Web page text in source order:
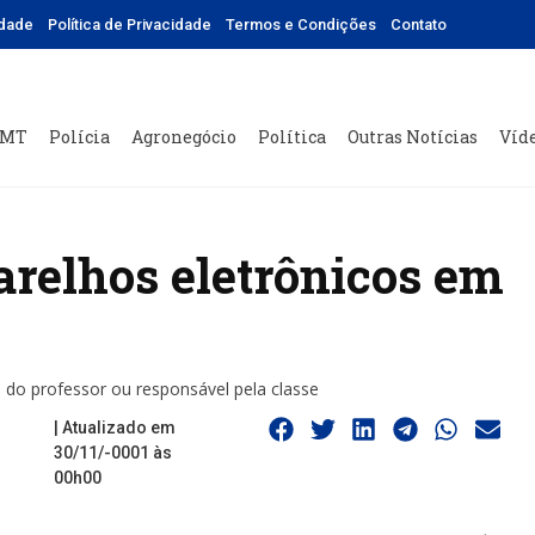
Política de Privacidade Termos e Condições Contato
Polícia Agronegócio Política Outras Notícias
eletrônicos em
professor ou responsável pela classe
| Atualizado em
30/11/-0001 às
00h00